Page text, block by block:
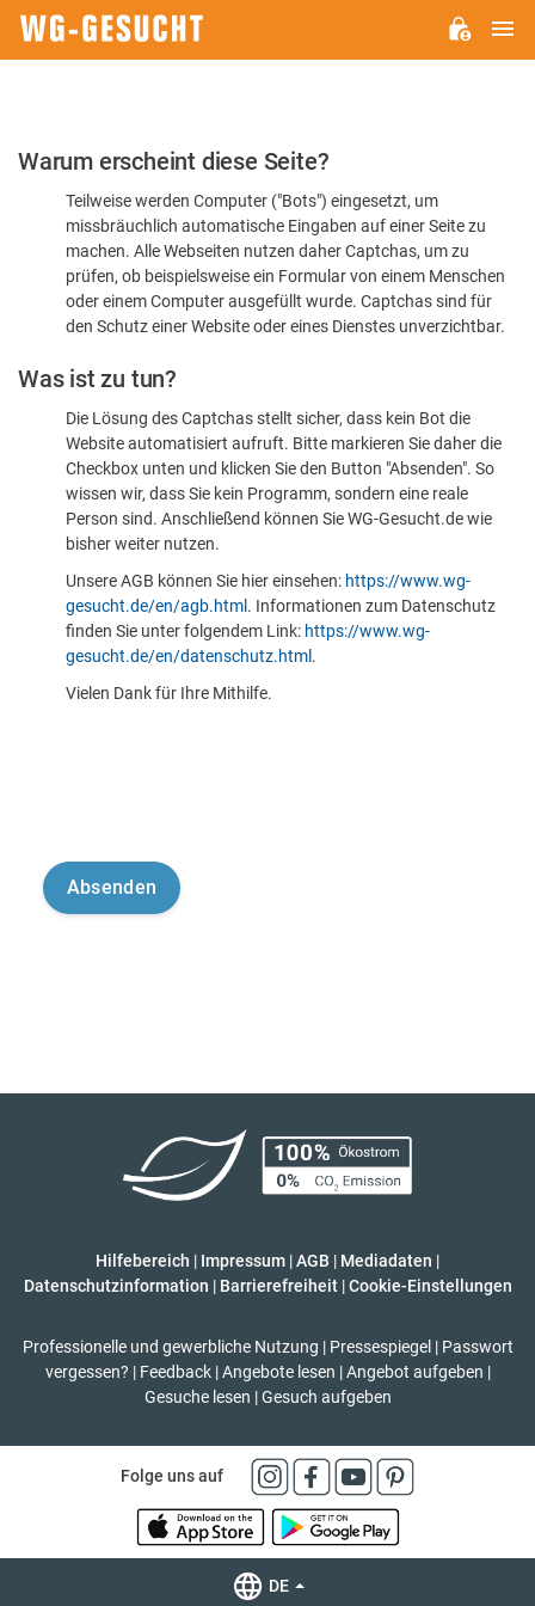
Bitte
dass
sind
Warum erscheint diese Seite?
Teilweise werden Computer ("Bots") eingesetzt, um
missbräuchlich automatische Eingaben auf einer Seite zu
machen. Alle Webseiten nutzen daher Captchas, um zu
prüfen, ob beispielsweise ein Formular von einem Menschen
oder einem Computer ausgefüllt wurde. Captchas sind für
den Schutz einer Website oder eines Dienstes unverzichtbar.
Was ist zu tun?
Die Lösung des Captchas stellt sicher, dass kein Bot die
Website automatisiert aufruft. Bitte markieren Sie daher die
Checkbox unten und klicken Sie den Button "Absenden". So
wissen wir, dass Sie kein Programm, sondern eine reale
Person sind. Anschließend können Sie WG-Gesucht.de wie
bisher weiter nutzen.
Unsere AGB können Sie hier einsehen: https://www.wg-
gesucht.de/en/agb.html . Informationen zum Datenschutz
finden Sie unter folgendem Link: https://www.wg-
gesucht.de/en/datenschutz.html .
Vielen Dank für Ihre Mithilfe.
Hilfebereich | Impressum |AGB | Mediadaten |
Datenschutzinformation | Barrierefreiheit | Cookie-Einstellungen
Professionelle und gewerbliche Nutzung | Pressespiegel | Passwort
vergessen? | Feedback | Angebote lesen | Angebot aufgeben |
Gesuche lesen | Gesuch aufgeben
Folge uns auf
DE